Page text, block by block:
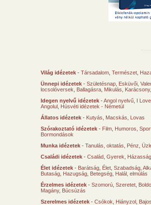
Világ idézetek - Társadalom Természet
Ünnepi idézetek - Születésnap Esküvői
locsolóversek
Ballagásra Mikulás Karácsony
Idegen nyelvű idézetek -Angol nyelvű I
Angolul Húsvéti idézetek - Németül
Állatos idézetek - Kutyás Macskás
Lovas
Szórakoztató idézetek - Film Humoros
Bormondások
Munka idézetek - Tanulás, oktatás Pénz
Családi idézetek - Család Gyerek
Élet idézetek - Barátság Élet Szabadság
Butaság Hazugság Betegség Halál, elmúlás
Érzelmes idézetek - Szomorú Szeretet
Magány, Búcsúzás
Szerelmes idézetek - Csókok Hiányzol